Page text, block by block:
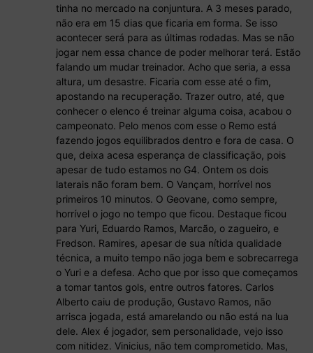
tinha no mercado na conjuntura. A 3 meses parado,
não era em 15 dias que ficaria em forma. Se isso
acontecer será para as últimas rodadas. Mas se não
jogar nem essa chance de poder melhorar terá. Estão
falando um mudar treinador. Acho que seria, a essa
altura, um desastre. Ficaria com esse até o fim,
apostando na recuperação. Trazer outro, até, que
conhecer o elenco é treinar alguma coisa, acabou o
campeonato. Pelo menos com esse o Remo está
fazendo jogos equilibrados dentro e fora de casa. O
que, deixa acesa esperança de classificação, pois
apesar de tudo estamos no G4. Ontem os dois
laterais não foram bem. O Vançam, horrível nos
primeiros 10 minutos. O Geovane, como sempre,
horrível o jogo no tempo que ficou. Destaque ficou
para Yuri, Eduardo Ramos, Marcão, o zagueiro, e
Fredson. Ramires, apesar de sua nítida qualidade
técnica, a muito tempo não joga bem e sobrecarrega
o Yuri e a defesa. Acho que por isso que começamos
a tomar tantos gols, entre outros fatores. Carlos
Alberto caiu de produção, Gustavo Ramos, não
arrisca jogada, está amarelando ou não está na lua
dele. Alex é jogador, sem personalidade, vejo isso
com nitidez. Vinicius, não tem comprometido. Mas,